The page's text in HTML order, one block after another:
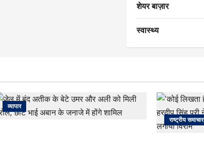
शेयर बाज़ार
स्वास्थ्य
व्यापार
राष्ट्रीय समाचार